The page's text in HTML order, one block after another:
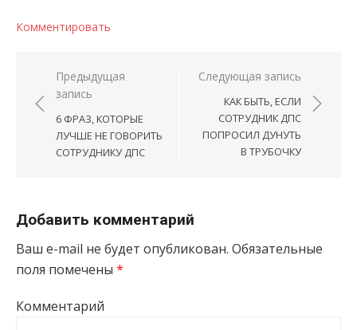
Комментировать
Навигация по записям
Предыдущая
запись
6 ФРАЗ, КОТОРЫЕ
ЛУЧШЕ НЕ ГОВОРИТЬ
СОТРУДНИКУ ДПС
Следующая запись
КАК БЫТЬ, ЕСЛИ
СОТРУДНИК ДПС
ПОПРОСИЛ ДУНУТЬ
В ТРУБОЧКУ
Добавить комментарий
Ваш e-mail не будет опубликован. Обязательные
поля помечены *
Комментарий